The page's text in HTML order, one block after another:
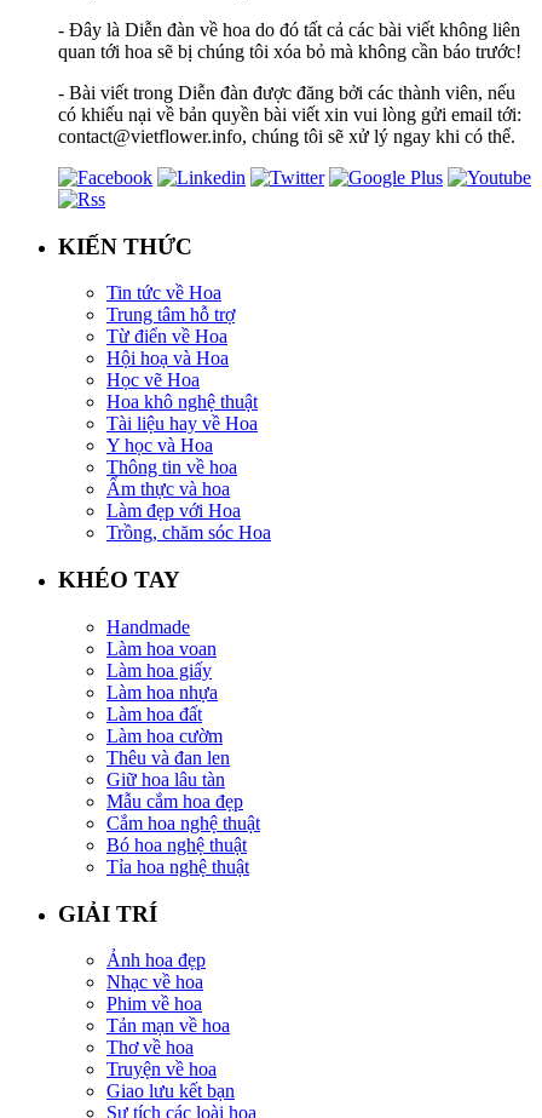
- Đây là Diễn đàn về hoa do đó tất cả các bài viết không liên
quan tới hoa sẽ bị chúng tôi xóa bỏ mà không cần báo trước!
- Bài viết trong Diễn đàn được đăng bởi các thành viên, nếu
có khiếu nại về bản quyền bài viết xin vui lòng gửi email tới:
contact@vietflower.info, chúng tôi sẽ xử lý ngay khi có thể.
KIẾN THỨC
Tin tức về Hoa
Trung tâm hỗ trợ
Từ điển về Hoa
Hội hoạ và Hoa
Học vẽ Hoa
Hoa khô nghệ thuật
Tài liệu hay về Hoa
Y học và Hoa
Thông tin về hoa
Ẩm thực và hoa
Làm đẹp với Hoa
Trồng, chăm sóc Hoa
KHÉO TAY
Handmade
Làm hoa voan
Làm hoa giấy
Làm hoa nhựa
Làm hoa đất
Làm hoa cườm
Thêu và đan len
Giữ hoa lâu tàn
Mẫu cắm hoa đẹp
Cắm hoa nghệ thuật
Bó hoa nghệ thuật
Tỉa hoa nghệ thuật
GIẢI TRÍ
Ảnh hoa đẹp
Nhạc về hoa
Phim về hoa
Tản mạn về hoa
Thơ về hoa
Truyện về hoa
Giao lưu kết bạn
Sự tích các loài hoa